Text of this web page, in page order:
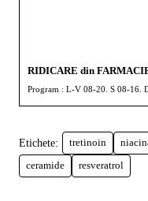
RIDICARE din
Program : L-V 08-20. S 08-16.
Etichete: tretinoin
ceramide resveratrol